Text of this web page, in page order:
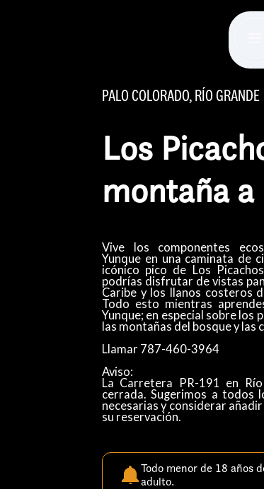
PALO COLORADO, RÍO GRANDE
Los
montaña
Vive los componentes
Yunque en una caminata de
icónico pico de Los
podrías disfrutar de vistas
Caribe y lo​s llanos costeros
Todo esto mientras
Yunque; en especial sobre los
las montañas del bosque y
​​​​​​Llamar 787-460-3964​​​​​​
Aviso:
La Carretera PR-191 en
cerrada. Sugerimos a todos
necesarias y considerar
su reservación.
Todo menor de 18 años
adulto.